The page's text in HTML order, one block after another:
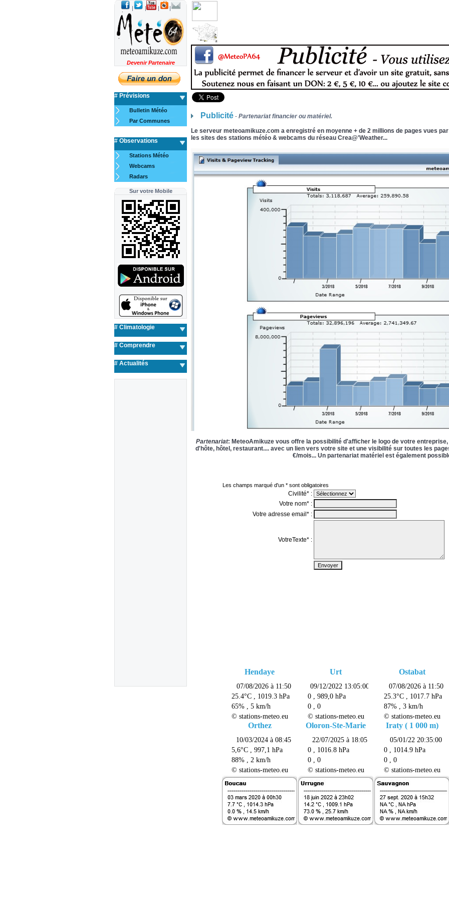
| | | |
Devenir Partenaire
# Prévisions
Bulletin Météo
Par Communes
# Observations
Stations Météo
Webcams
Radars
Sur votre Mobile
# Climatologie
# Comprendre
# Actualités
Publicité - Partenariat financier ou matériel.
Le serveur meteoamikuze.com a enregistré en moyenne + de 2 millions de pages vues
les sites des stations météo & webcams du réseau Crea@'Weather...
Partenariat: MeteoAmikuze vous offre la possibilité d'afficher le logo de votre
d'hôte, hôtel, restaurant.... avec un lien vers votre site et une visibilité sur toutes les
€/mois... Un partenariat matériel est également
Hendaye Urt Ostabat
Orthez Oloron-Ste-Marie Iraty ( 1 000 m)